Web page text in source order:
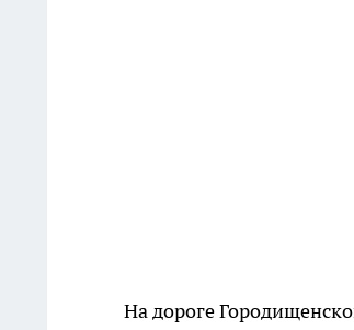
На дороге